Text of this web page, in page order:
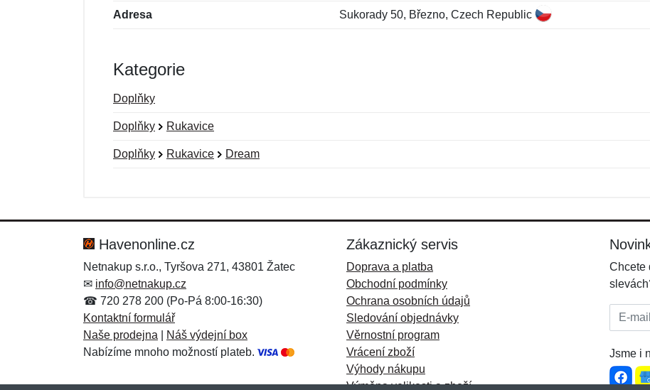
Adresa Sukorady 50, Březno, Czech Republic
Kategorie
Doplňky
Doplňky Rukavice
Doplňky Rukavice Dream
Zpráva*
Zpráva*
Havenonline.cz
Netnakup s.r.o., Tyršova 271, 43801 Žatec
✉ info@netnakup.cz
☎ 720 278 200 (Po-Pá 8:00-16:30)
Kontaktní formulář
Naše prodejna
Náš výdejní box
Nabízíme mnoho možností plateb.
Zákaznický servis
Doprava a platba
Obchodní podmínky
Ochrana osobních údajů
Sledování objednávky
Věrnostní program
Vrácení zboží
Výhody nákupu
Výměna velikosti a zboží
Chcete
E-mail:
Jsme i